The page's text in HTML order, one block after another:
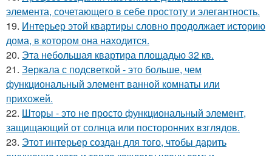
элемента, сочетающего в себе простоту и элегантность.
19. Интерьер этой квартиры словно продолжает историю
дома, в котором она находится.
20. Эта небольшая квартира площадью 32 кв.
21. Зеркала с подсветкой - это больше, чем
функциональный элемент ванной комнаты или
прихожей.
22. Шторы - это не просто функциональный элемент,
защищающий от солнца или посторонних взглядов.
23. Этот интерьер создан для того, чтобы дарить